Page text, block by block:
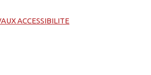
ACCESSIBILITE